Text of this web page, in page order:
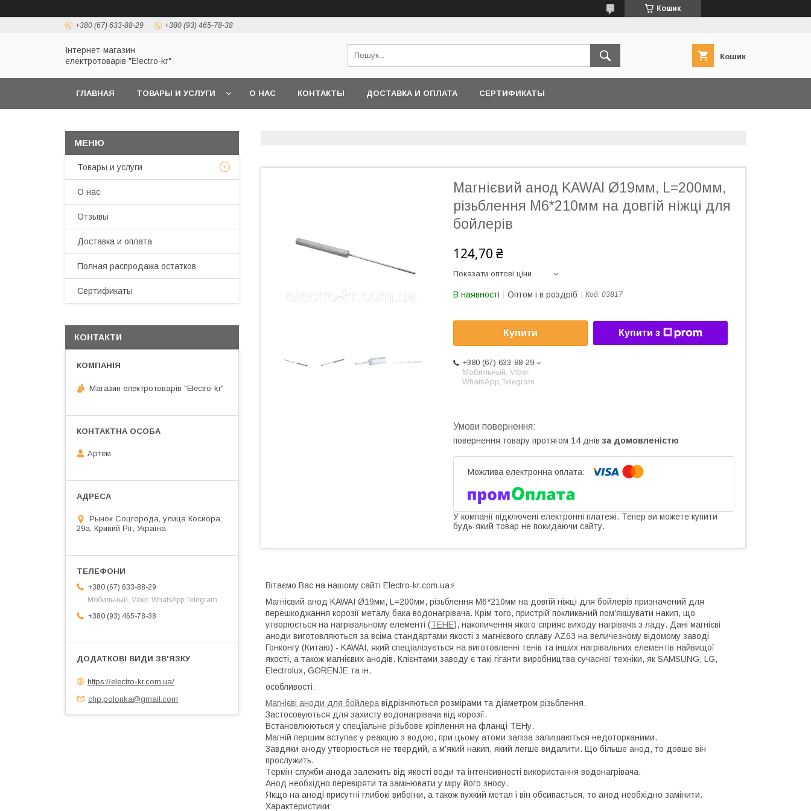
Кошик
+380 (67) 633-88-29 +380 (93) 465-78-38
Інтернет-магазин
електротоварів "Electro-kr"
Кошик
ГЛАВНАЯ ТОВАРЫ И УСЛУГИ О НАС КОНТАКТЫ ДОСТАВКА И ОПЛАТА СЕРТИФИКАТЫ
Магнієвий анод KAWAI Ø19мм, L=200мм,
різьблення M6*210мм на довгій ніжці для
бойлерів
124,70 ₴
Показати оптові ціни
В наявності Оптом і в роздріб Код: 03817
Купити Купити з
+380 (67) 633-88-29
Мобильный, Viber,
WhatsApp,Telegram
повернення товару протягом 14 днів за домовленістю
У компанії підключені електронні платежі. Тепер ви можете купити
будь-який товар не покидаючи сайту.
Вітаємо Вас на нашому сайті Electro-kr.com.ua⚡️
Магнієвий анод KAWAI Ø19мм, L=200мм, різьблення M6*210мм на довгій ніжці для бойлерів призначений для
перешкоджання корозії металу бака водонагрівача. Крім того, пристрій покликаний пом'якшувати накип, що
утворюється на нагрівальному елементі (ТЕНЕ), накопичення якого сприяє виходу нагрівача з ладу. Дані магнієві
аноди виготовляються за всіма стандартами якості з магнієвого сплаву AZ63 на величезному відомому заводі
Гонконгу (Китаю) - KAWAI, який спеціалізується на виготовленні тенів та інших нагрівальних елементів найвищої
якості, а також магнієвих анодів. Клієнтами заводу є такі гіганти виробництва сучасної техніки, як SAMSUNG, LG,
Electrolux, GORENJE та ін.
особливості:
Магнієві аноди для бойлера відрізняються розмірами та діаметром різьблення.
Застосовуються для захисту водонагрівача від корозії.
Встановлюються у спеціальне різьбове кріплення на фланці ТЕНу.
Магній першим вступає у реакцію з водою, при цьому атоми заліза залишаються недоторканими.
Завдяки аноду утворюється не твердий, а м'який накип, який легше видалити. Що більше анод, то довше він
прослужить.
Термін служби анода залежить від якості води та інтенсивності використання водонагрівача.
Анод необхідно перевіряти та замінювати у міру його зносу.
Якщо на аноді присутні глибокі вибоїни, а також пухкий метал і він обсипається, то анод необхідно замінити.
Характеристики:
Товары и услуги
О нас
Отзывы
Доставка и оплата
Полная распродажа остатков
Сертификаты
КОНТАКТИ
Магазин електротоварів "Electro-kr"
Артем
Рынок Соцгорода, улица Косиора,
29а, Кривий Ріг, Україна
+380 (67) 633-88-29
Мобильный, Viber, WhatsApp,Telegram
+380 (93) 465-78-38
https://electro-kr.com.ua/
chp.polonka@gmail.com